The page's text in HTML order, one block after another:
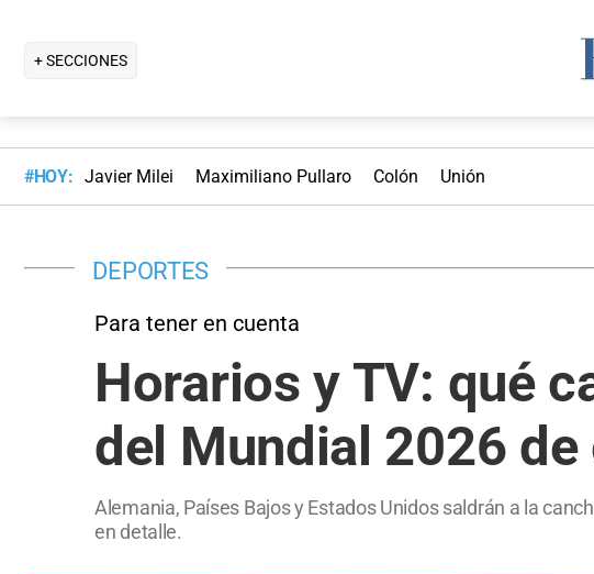
+ SECCIONES
#HOY: Javier Milei Maximiliano Pullaro Colón Unión
DEPORTES
Para tener en cuenta
Horarios y TV: qué
del Mundial 2026
Alemania, Países Bajos y Estados Unidos saldrán a la
en detalle.